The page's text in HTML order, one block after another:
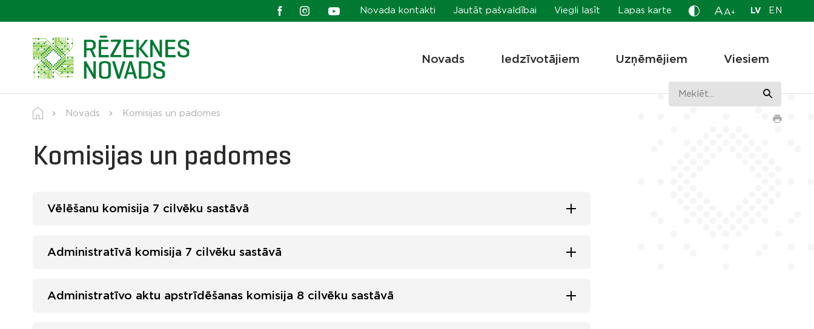
Novada kontakti Jautāt pašvaldībai Viegli lasīt Lapas karte A A+ LV EN
Novads Iedzīvotājiem Uzņēmējiem Viesiem
Novads Komisijas un padomes
Komisijas un padomes
Vēlēšanu komisija 7 cilvēku sastāvā
Administratīvā komisija 7 cilvēku sastāvā
Administratīvo aktu apstrīdēšanas komisija 8 cilvēku sastāvā